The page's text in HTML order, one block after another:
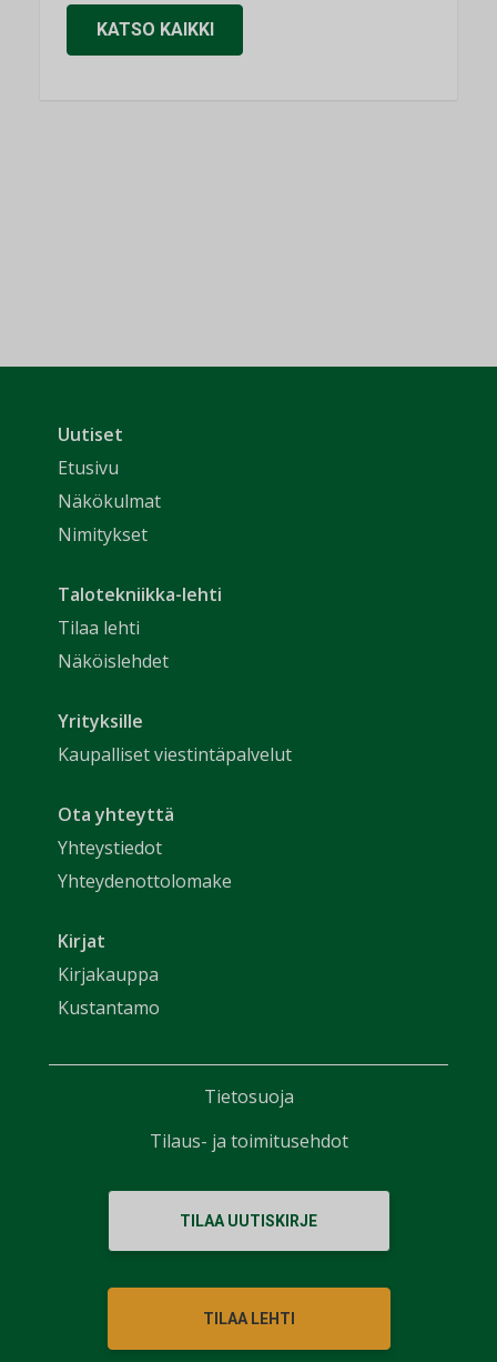
KATSO KAIKKI
Uutiset
Etusivu
Näkökulmat
Nimitykset
Talotekniikka-lehti
Tilaa lehti
Näköislehdet
Yrityksille
Kaupalliset viestintäpalvelut
Ota yhteyttä
Yhteystiedot
Yhteydenottolomake
Kirjat
Kirjakauppa
Kustantamo
TILAA UUTISKIRJE
TILAA LEHTI
Tietosuoja
Tilaus- ja toimitusehdot